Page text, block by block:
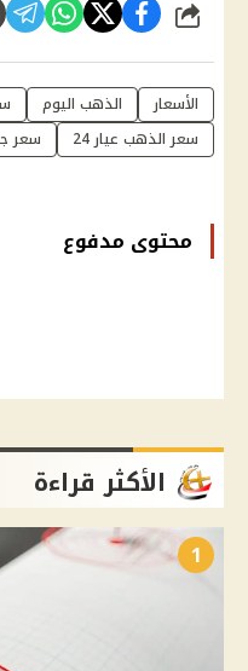
شارك
الأسعار الذهب اليوم
سعر الذهب عيار 24
سعر
محتوى مدفوع
الأكثر قراءة
1